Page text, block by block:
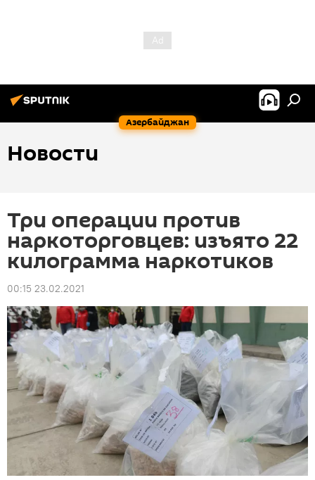
Азербайджан
Новости
Три операции против
наркоторговцев: изъято 22
килограмма наркотиков
00:15 23.02.2021